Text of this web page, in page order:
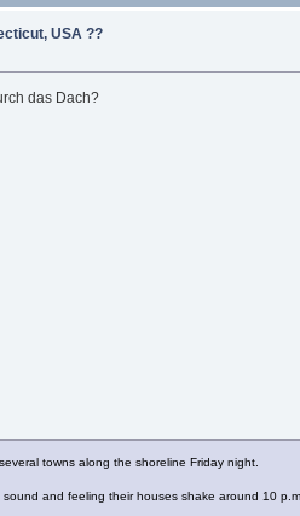
USA ??
das Dach?
towns along the shoreline Friday night.
and feeling their houses shake around 10 p.m.